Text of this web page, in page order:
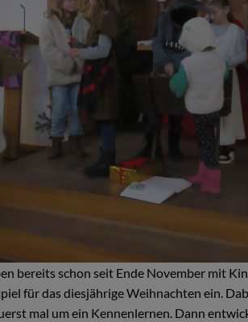
bereits schon seit Ende November mit
für das diesjährige Weihnachten ein.
mal um ein Kennenlernen. Dann